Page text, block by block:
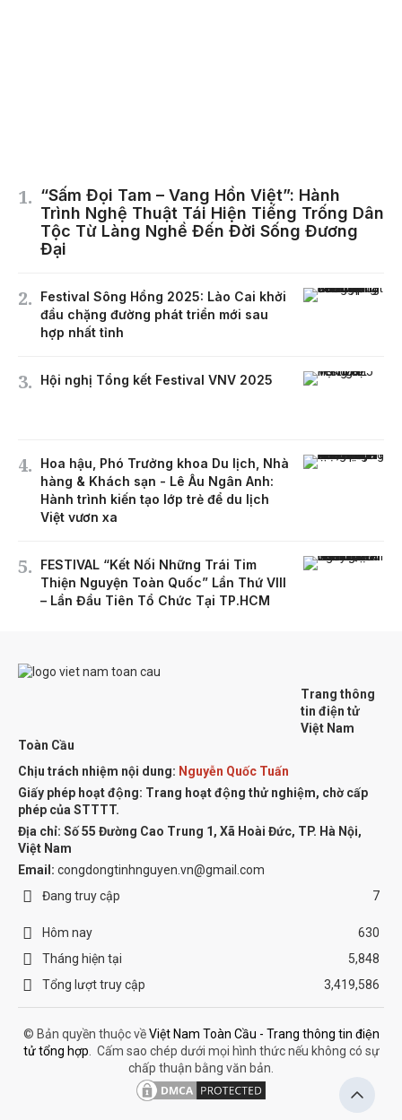
“Sấm Đọi Tam – Vang Hồn Việt”: Hành
Trình Nghệ Thuật Tái Hiện Tiếng Trống Dân
Tộc Từ Làng Nghề Đến Đời Sống Đương
Đại
Festival Sông Hồng 2025: Lào Cai khởi
đầu chặng đường phát triển mới sau
hợp nhất tỉnh
Hội nghị Tổng kết Festival VNV 2025
Hoa hậu, Phó Trưởng khoa Du lịch, Nhà
hàng & Khách sạn - Lê Âu Ngân Anh:
Hành trình kiến tạo lớp trẻ để du lịch
Việt vươn xa
FESTIVAL “Kết Nối Những Trái Tim
Thiện Nguyện Toàn Quốc” Lần Thứ VIII
– Lần Đầu Tiên Tổ Chức Tại TP.HCM
Trang thông
tin điện tử
Việt Nam
Toàn Cầu
Chịu trách nhiệm nội dung: Nguyễn Quốc Tuấn
Giấy phép hoạt động: Trang hoạt động thử nghiệm, chờ cấp
phép của STTTT.
Địa chỉ: Số 55 Đường Cao Trung 1, Xã Hoài Đức, TP. Hà Nội,
Việt Nam
Email: congdongtinhnguyen.vn@gmail.com
Đang truy cập
7
Hôm nay
630
Tháng hiện tại
5,848
Tổng lượt truy cập
3,419,586
© Bản quyền thuộc vềViệt Nam Toàn Cầu - Trang thông tin điện
tử tổng hợp
Cấm sao chép dưới mọi hình thức nếu không có sự
chấp thuận bằng văn bản.